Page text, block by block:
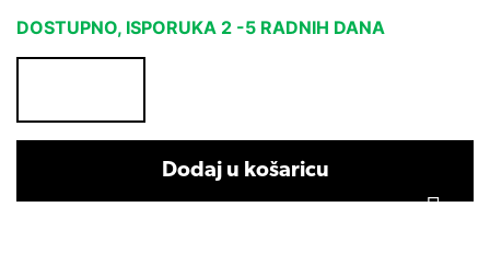
DOSTUPNO, ISPORUKA 2 -5 RADNIH DANA
Dodaj u košaricu